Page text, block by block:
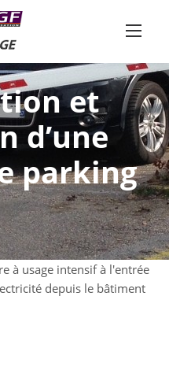
et
d’une
parking
à usage intensif à l'entrée
depuis le bâtiment